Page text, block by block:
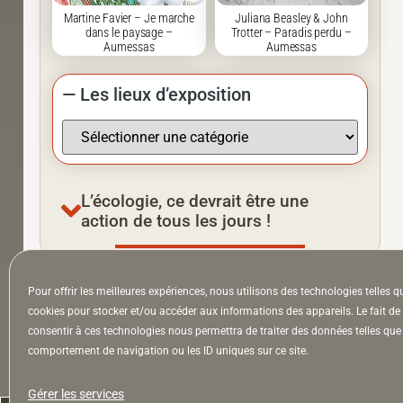
Pour offrir les meilleures expériences, nous utilisons des technologies telles
cookies pour stocker et/ou accéder aux informations des appareils. Le fait de
consentir à ces technologies nous permettra de traiter des données telles que
comportement de navigation ou les ID uniques sur ce site.
Gérer les services
Martine Favier – Je marche
dans le paysage –
Aumessas
Juliana Beasley & John
Trotter – Paradis perdu –
Aumessas
— Les lieux d’exposition
L’écologie, ce devrait être une
action de tous les jours !
À la Une Appel à auteurs Arts